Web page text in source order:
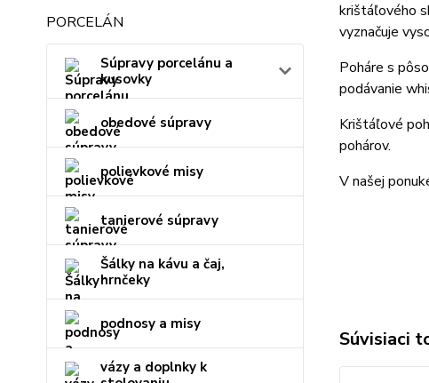
PORCELÁN
Súpravy porcelánu a
kusovky
obedové súpravy
polievkové misy
tanierové súpravy
Šálky na kávu a čaj,
hrnčeky
podnosy a misy
vázy a doplnky k
krištáľového
vyznačuje
Poháre s
podávanie
Krištáľové
pohárov.
V našej
Súvisiaci